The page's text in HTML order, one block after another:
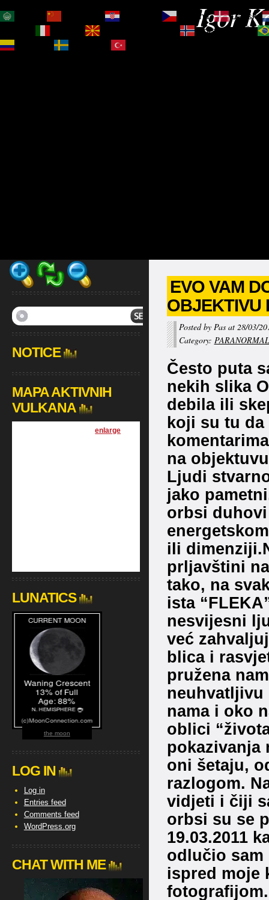
Igor
EVO VAM
OBJEKTIVU
Posted by Pas at 28/03/
Category:
Često puta
nekih slika
debila ili
koji su tu
na
Ljudi
jako
orbsi
ili
prljavštini
tako, na
ista
nesvijesni
već
blica i
pružena
nama i oko
oblici
pokazivanja
oni šetaju,
razlogom.
vidjeti i čiji
orbsi su se
19.03.2011
odlučio sam
ispred moje
fotografijom.
NOTICE
MAPA AKTIVNIH
VULKANA
[enlarge
LUNATICS
the moon
LOG IN
Log in
Entries feed
Comments feed
WordPress.org
CHAT WITH ME
Čeština‎
Dansk
Norsk bokmål